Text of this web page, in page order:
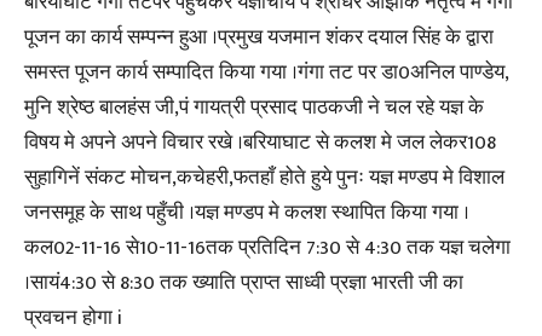
पूजन का कार्य सम्पन्न हुआ ।प्रमुख यजमान शंकर दयाल सिंह के द्वारा
समस्त पूजन कार्य सम्पादित किया गया ।गंगा तट पर डा0अनिल पाण्डेय,
मुनि श्रेष्ठ बालहंस जी,पं गायत्री प्रसाद पाठकजी ने चल रहे यज्ञ के
विषय मे अपने अपने विचार रखे ।बरियाघाट से कलश मे जल लेकर108
सुहागिनें संकट मोचन,कचेहरी,फतहाँ होते हुये पुनः यज्ञ मण्डप मे विशाल
जनसमूह के साथ पहुँची ।यज्ञ मण्डप मे कलश स्थापित किया गया ।
कल02-11-16 से10-11-16तक प्रतिदिन 7:30 से 4:30 तक यज्ञ चलेगा
।सायं4:30 से 8:30 तक ख्याति प्राप्त साध्वी प्रज्ञा भारती जी का
प्रवचन होगा i